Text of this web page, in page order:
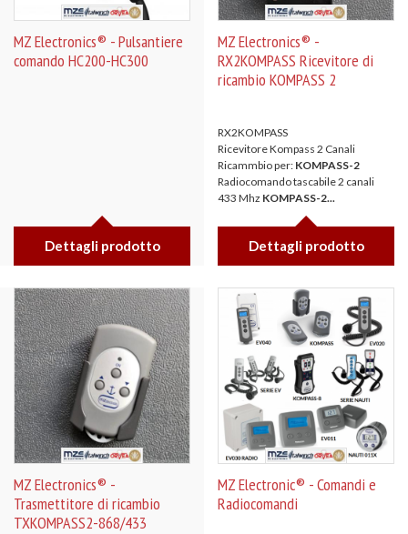
MZ Electronics® - Pulsantiere
comando HC200-HC300
Dettagli prodotto
MZ Electronics® -
RX2KOMPASS Ricevitore di
ricambio KOMPASS 2
RX2KOMPASS
Ricevitore Kompass 2 Canali
Ricammbio per: KOMPASS-2
Radiocomando tascabile 2 canali
433 Mhz KOMPASS-2...
Dettagli prodotto
MZ Electronics® -
Trasmettitore di ricambio
TXKOMPASS2-868/433
MZ Electronic® - Comandi e
Radiocomandi